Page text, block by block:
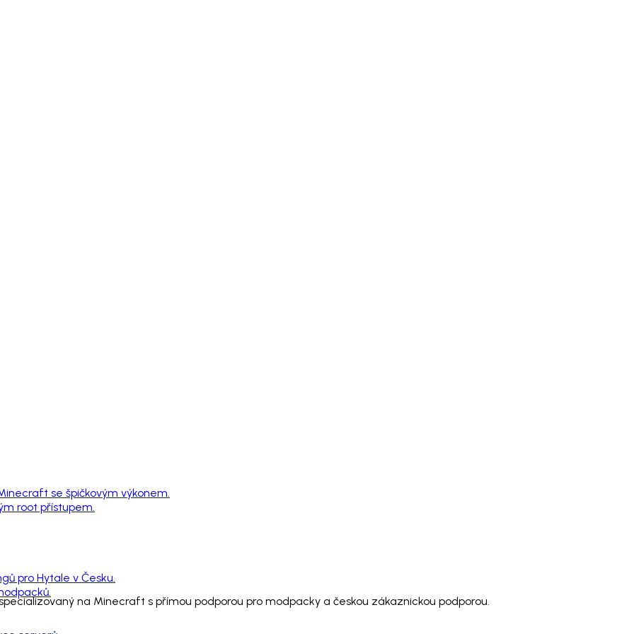
se špičkovým výkonem.
root přístupem.
pro Hytale v Česku.
na Minecraft s přímou podporou pro modpacky a českou zákaznickou podporou.